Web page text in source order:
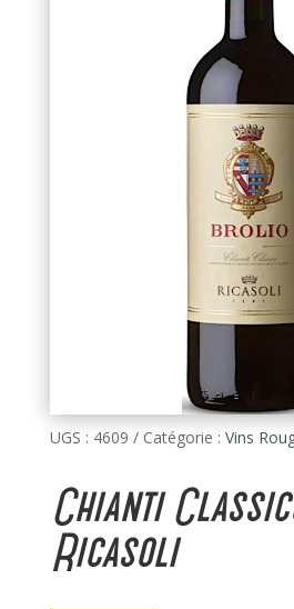
UGS : 4609 Catégorie : Vins
Chianti
Ricasoli